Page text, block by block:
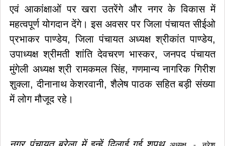
एवं आकांक्षाओं पर खरा उतरेंगे और नगर के विकास में
महत्वपूर्ण योगदान देंगे। इस अवसर पर जिला पंचायत सीईओ
प्रभाकर पाण्डेय, जिला पंचायत अध्यक्ष श्रीकांत पाण्डेय,
उपाध्यक्ष श्रीमती शांति देवचरण भास्कर, जनपद पंचायत
मुंगेली अध्यक्ष श्री रामकमल सिंह, गणमान्य नागरिक गिरीश
शुक्ला, दीनानाथ केशरवानी, शैलेष पाठक सहित बड़ी संख्या
में लोग मौजूद रहे।